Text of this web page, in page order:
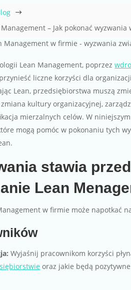
$
– Jak pokonać wyzwania
Lean Management, poprzez
liczne korzyści dla
Lean, przedsiębiorstwa muszą
kultury organizacyjnej,
mierzalnych celów. W
mogą pomóc w pokonaniu tych
stawia
Lean
w firmie może napotkać
Wyjaśnij pracownikom korzyści
oraz jakie będą